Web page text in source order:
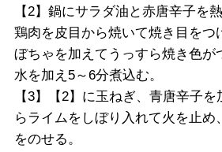
【2】鍋にサラダ油と赤唐辛子を
鶏肉を皮目から焼いて焼き目をつ
ぼちゃを加えてうっすら焼き色が
水を加え5～6分煮込む。
【3】【2】に玉ねぎ、青唐辛子
らライムをしぼり入れて火を止め
をのせる。